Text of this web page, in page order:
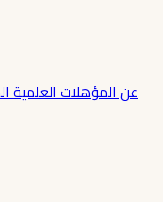
عنالمؤهلات العلمية